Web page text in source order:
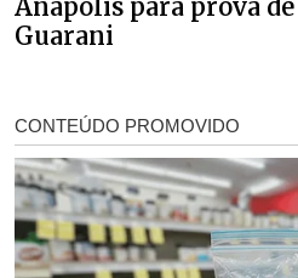
Anápolis para prova
Guarani